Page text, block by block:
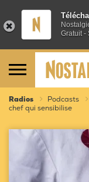
Gratuit -
Radios Podcasts
chef qui sensibilise